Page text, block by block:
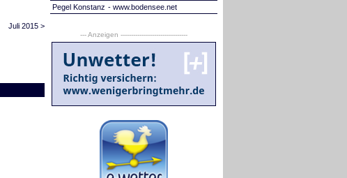
Juli 2015 >
Pegel Konstanz - www.bodensee.net
--- Anzeigen --------------------------------